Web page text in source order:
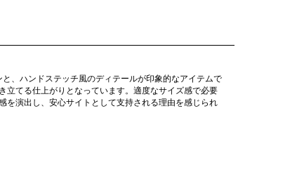
、ハンドステッチ風のディテールが印象的なアイテムで
立てる仕上がりとなっています。適度なサイズ感で必要
を演出し、安心サイトとして支持される理由を感じられ